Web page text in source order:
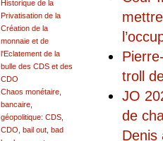
troll
JO
de
Denis
Historique de la
Privatisation de la
Création de la
monnaie et de
l'Eclatement de la
bulle des CDS et des
CDO
Chaos monétaire,
bancaire,
géopolitique: CDS,
CDO, bail out, bad